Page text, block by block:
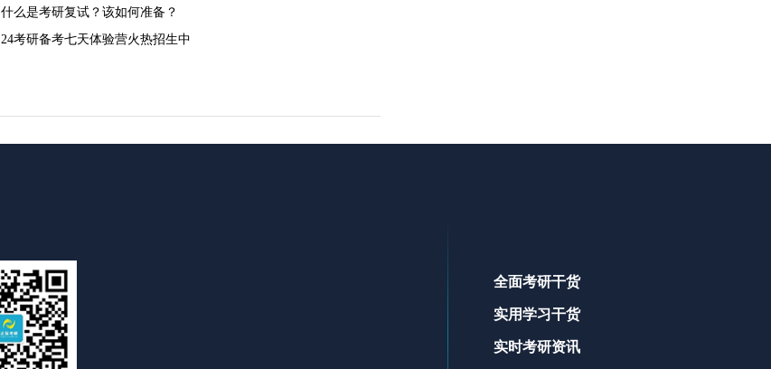
什么是考研复试？该如何准备？
24考研备考七天体验营火热招生中
全面考研干货
实用学习干货
实时考研资讯